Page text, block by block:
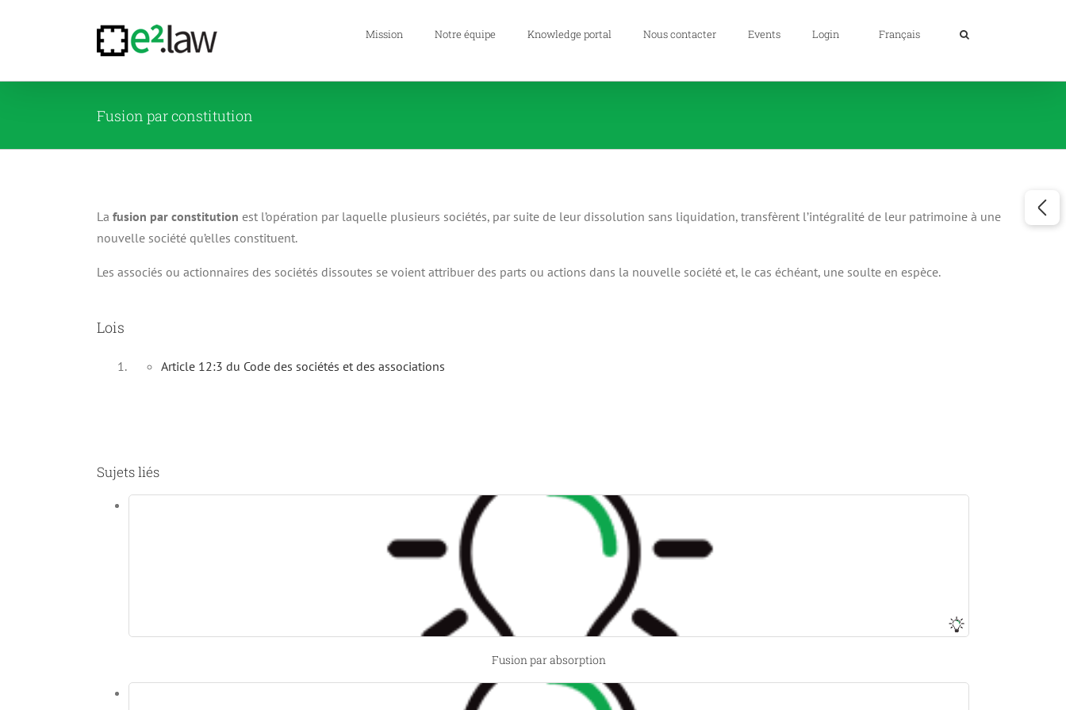
Mission Notre équipe Knowledge portal Nous contacter Events Login Français
Fusion par constitution
La fusion par constitution est l’opération par laquelle plusieurs sociétés, par suite de leur dissolution sans liquidation, transfèrent l’intégralité de leur patrimoine à une
nouvelle société qu’elles constituent.
Les associés ou actionnaires des sociétés dissoutes se voient attribuer des parts ou actions dans la nouvelle société et, le cas échéant, une soulte en espèce.
Lois
Article 12:3 du Code des sociétés et des associations
Sujets liés
Fusion par absorption